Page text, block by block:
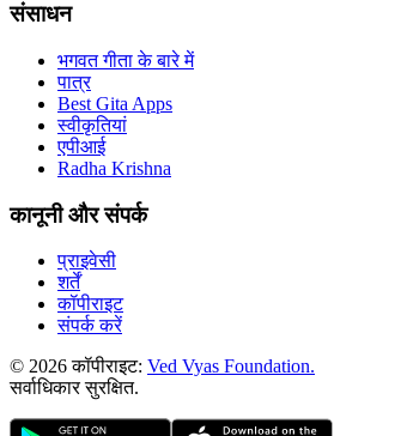
संसाधन
भगवत गीता के बारे में
पात्र
Best Gita Apps
स्वीकृतियां
एपीआई
Radha Krishna
कानूनी और संपर्क
प्राइवेसी
शर्तें
कॉपीराइट
संपर्क करें
© 2026 कॉपीराइट: Ved Vyas Foundation.
सर्वाधिकार सुरक्षित.